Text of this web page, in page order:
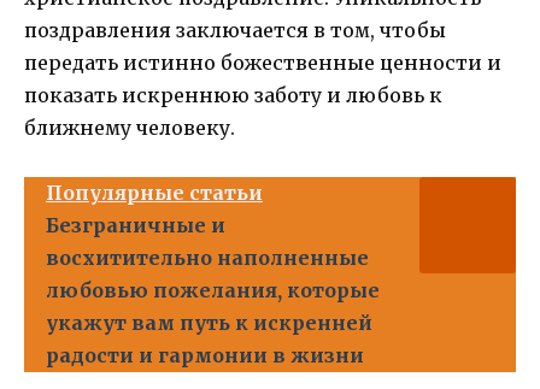
поздравления заключается в том, чтобы
передать истинно божественные ценности и
показать искреннюю заботу и любовь к
ближнему человеку.
Популярные статьи
Безграничные и
восхитительно наполненные
любовью пожелания, которые
укажут вам путь к искренней
радости и гармонии в жизни